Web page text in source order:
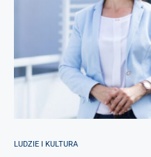
LUDZIE I KULTURA